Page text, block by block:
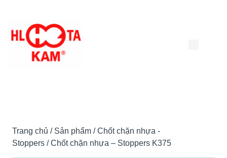
đến
Trang chủ / Sản phẩm /Chốt chặn nhựa -
Stoppers / Chốt chặn nhựa – Stoppers K375